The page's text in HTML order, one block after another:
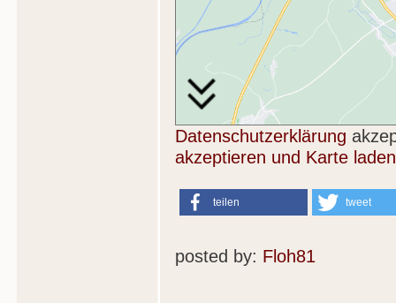
Datenschutzerklärung
akzeptieren und Karte laden
teilen tweet
posted by: Floh81